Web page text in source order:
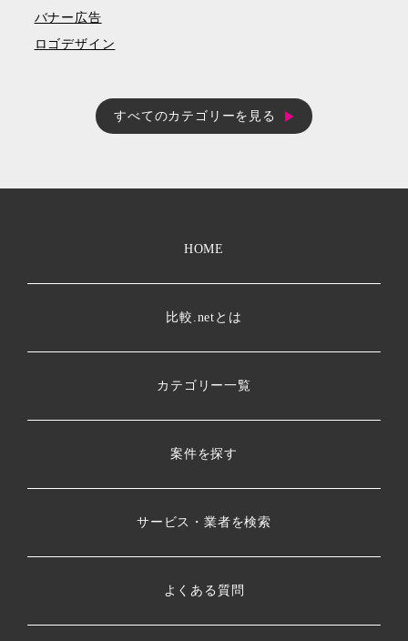
バナー広告
ロゴデザイン
すべてのカテゴリーを見る
HOME
比較.netとは
カテゴリー一覧
案件を探す
サービス・業者を検索
よくある質問